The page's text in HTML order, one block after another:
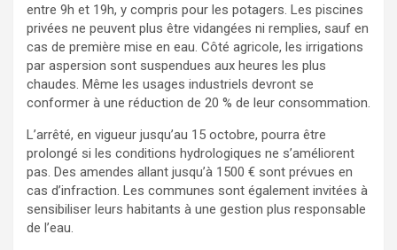
entre 9h et 19h, y compris pour les potagers. Les piscines
privées ne peuvent plus être vidangées ni remplies, sauf en
cas de première mise en eau. Côté agricole, les irrigations
par aspersion sont suspendues aux heures les plus
chaudes. Même les usages industriels devront se
conformer à une réduction de 20 % de leur consommation.
L’arrêté, en vigueur jusqu’au 15 octobre, pourra être
prolongé si les conditions hydrologiques ne s’améliorent
pas. Des amendes allant jusqu’à 1500 € sont prévues en
cas d’infraction. Les communes sont également invitées à
sensibiliser leurs habitants à une gestion plus responsable
de l’eau.